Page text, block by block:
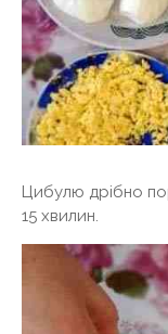
Цибулю дрібно
15 хвилин.